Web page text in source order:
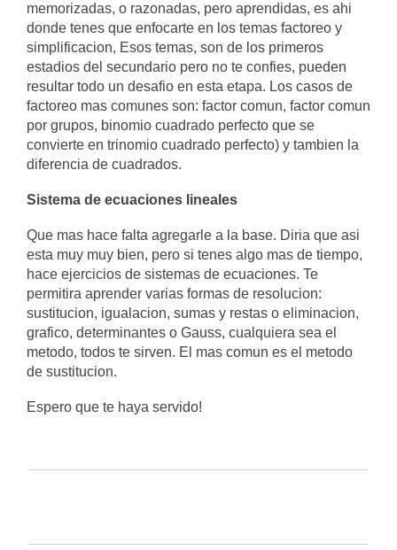
memorizadas, o razonadas, pero aprendidas, es ahi
donde tenes que enfocarte en los temas factoreo y
simplificacion, Esos temas, son de los primeros
estadios del secundario pero no te confies, pueden
resultar todo un desafio en esta etapa. Los casos de
factoreo mas comunes son: factor comun, factor comun
por grupos, binomio cuadrado perfecto que se
convierte en trinomio cuadrado perfecto) y tambien la
diferencia de cuadrados.
Sistema de ecuaciones lineales
Que mas hace falta agregarle a la base. Diria que asi
esta muy muy bien, pero si tenes algo mas de tiempo,
hace ejercicios de sistemas de ecuaciones. Te
permitira aprender varias formas de resolucion:
sustitucion, igualacion, sumas y restas o eliminacion,
grafico, determinantes o Gauss, cualquiera sea el
metodo, todos te sirven. El mas comun es el metodo
de sustitucion.
Espero que te haya servido!